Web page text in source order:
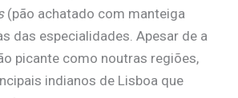
(pão achatado com manteiga
das especialidades. Apesar de a
picante como noutras regiões,
indianos de Lisboa que